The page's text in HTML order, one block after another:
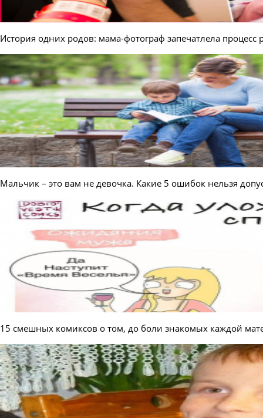
История одних родов: мама-фотограф запечатлела
Мальчик – это вам не девочка. Какие 5 ошибок нельзя
15 смешных комиксов о том, до боли знакомых каждой